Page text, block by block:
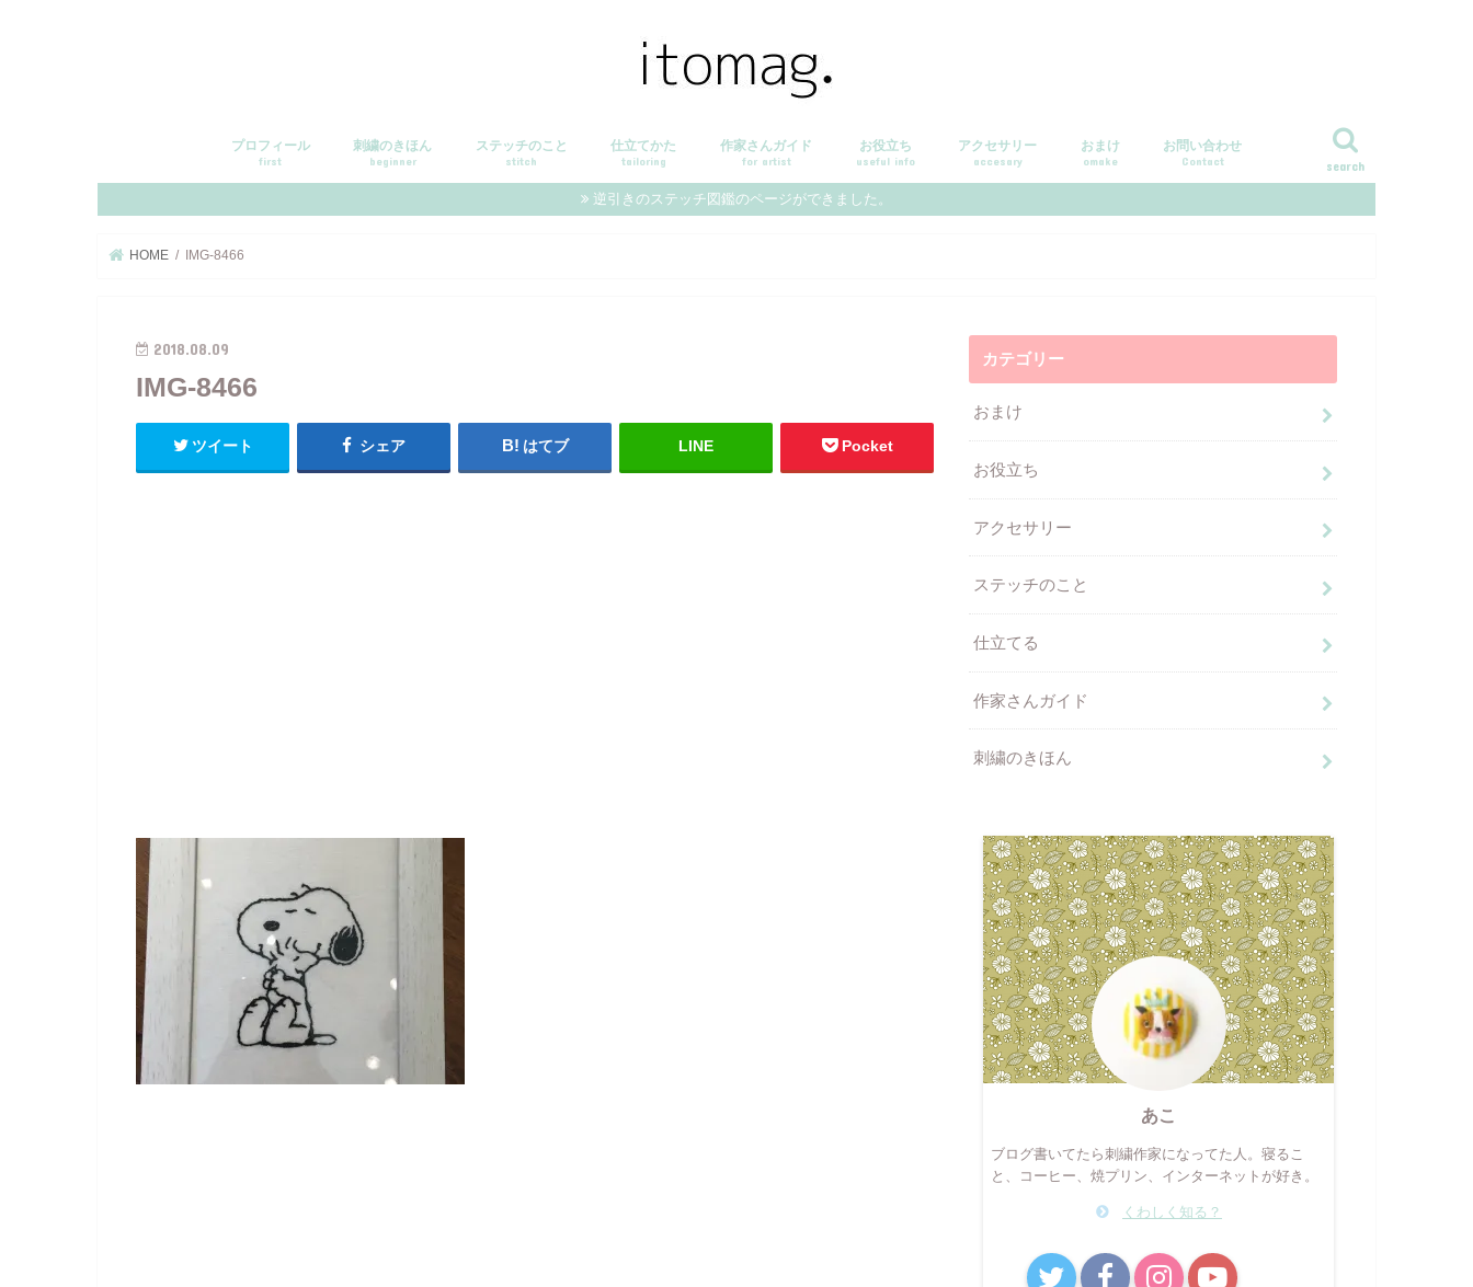
search
プロフィール
first
刺繍のきほん
beginner
ステッチのこと
stitch
仕立てかた
tailoring
作家さんガイド
for artist
お役立ち
useful info
アクセサリー
accesary
おまけ
omake
お問い合わせ
Contact
逆引きのステッチ図鑑のページができました。
HOME IMG-8466
2018.08.09
IMG-8466
ツイート シェア はてブ LINE Pocket
カテゴリー
おまけ
お役立ち
アクセサリー
ステッチのこと
仕立てる
作家さんガイド
刺繍のきほん
あこ
ブログ書いてたら刺繍作家になってた人。寝るこ
と、コーヒー、焼プリン、インターネットが好き。
くわしく知る？